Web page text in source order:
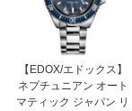
【EDOX/エドックス】
ネプチュニアン オート
マティック ジャパン リ